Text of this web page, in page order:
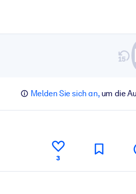
Melden Sie sich an,um die
3